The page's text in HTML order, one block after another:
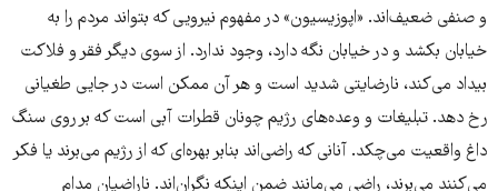
و صنفی ضعیف‌اند. «اپوزیسیون» در مفهوم نیرویی که بتواند مردم را به
خیابان بکشد و در خیابان نگه دارد، وجود ندارد. از سوی دیگر فقر و فلاکت
بیداد می‌کند، نارضایتی شدید است و هر آن ممکن است در جایی طغیانی
رخ دهد. تبلیغات و وعده‌های رژیم چونان قطرات آبی است که بر روی سنگ
داغ واقعیت می‌چکد. آنانی که راضی‌اند بنابر بهره‌ای که از رژیم می‌برند یا فکر
می‌کنند می‌برند، راضی می‌مانند ضمن اینکه نگران‌اند. ناراضیان مدام